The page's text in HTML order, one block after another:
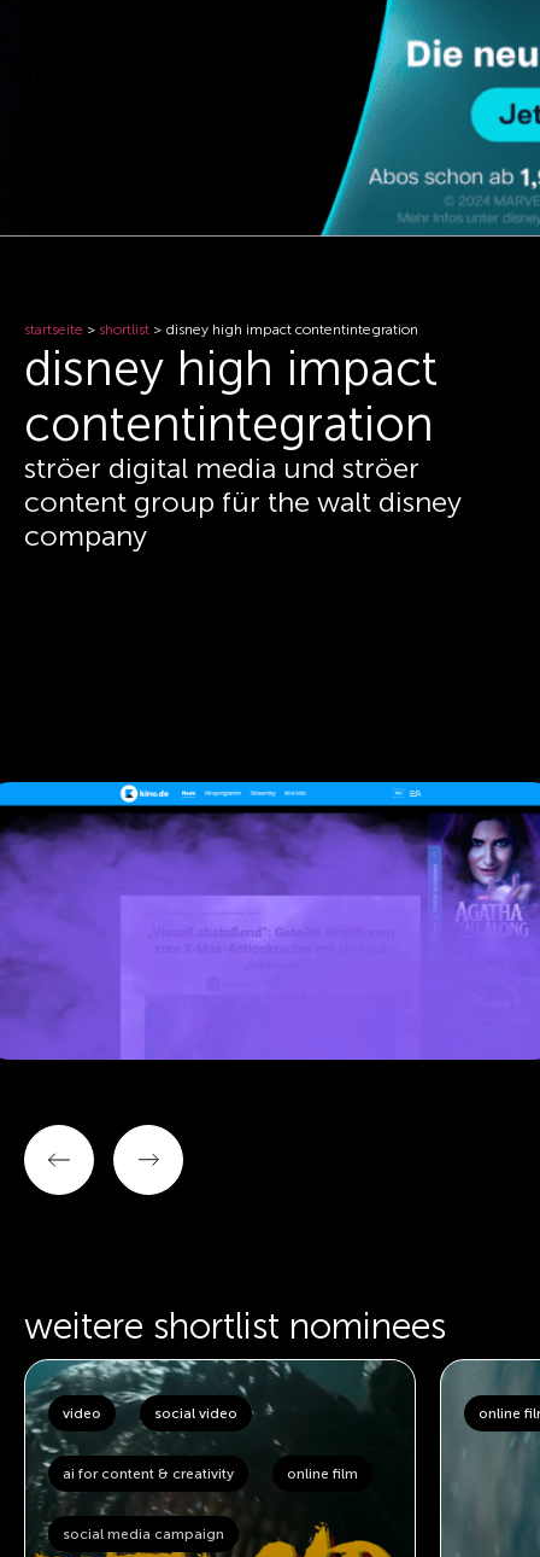
startseite > shortlist > disney high impact contentintegration
disney high impact
contentintegration
ströer digital media und ströer
content group für the walt disney
company
weitere shortlist nominees
video social video
ai for content & creativity online film
social media campaign
online